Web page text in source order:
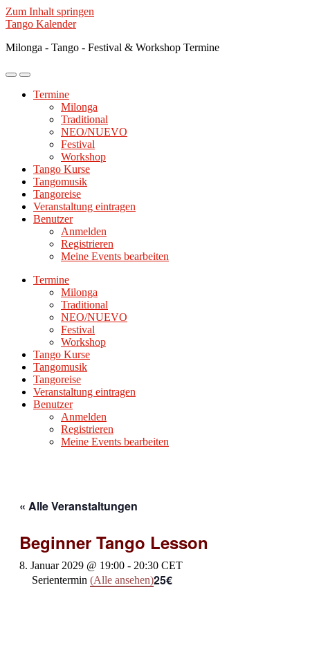
Zum Inhalt springen
Tango Kalender
Milonga - Tango - Festival & Workshop Termine
Mobile-
ein-/ausblenden
Suchfeld
ein-/ausblenden
Termine
Milonga
Traditional
NEO/NUEVO
Festival
Workshop
Tango Kurse
Tangomusik
Tangoreise
Veranstaltung eintragen
Benutzer
Anmelden
Registrieren
Meine Events bearbeiten
Termine
Milonga
Traditional
NEO/NUEVO
Festival
Workshop
Tango Kurse
Tangomusik
Tangoreise
Veranstaltung eintragen
Benutzer
Anmelden
Registrieren
Meine Events bearbeiten
« Alle Veranstaltungen
Beginner Tango Lesson
8. Januar 2029 @ 19:00 - 20:30 CET
Serientermin (Alle ansehen)25€